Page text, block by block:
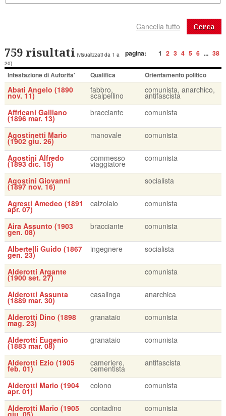
Cerca
pagina: 1 2 3 4 5 6 ... 38
759 risultati (visualizzati da 1 a
20)
Intestazione di Autorita' Qualifica Orientamento politico
Abati Angelo (1890
nov. 11)
fabbro,
scalpellino
comunista, anarchico,
antifascista
Affricani Galliano
(1896 mar. 13)
bracciante comunista
Agostinetti Mario
(1902 giu. 26)
manovale comunista
Agostini Alfredo
(1893 dic. 15)
commesso
viaggiatore
comunista
Agostini Giovanni
(1897 nov. 16)
socialista
Agresti Amedeo (1891
apr. 07)
calzolaio comunista
Aira Assunto (1903
gen. 08)
bracciante comunista
Albertelli Guido (1867
gen. 23)
ingegnere socialista
Alderotti Argante
(1900 set. 27)
comunista
Alderotti Assunta
(1889 mar. 30)
casalinga anarchica
Alderotti Dino (1898
mag. 23)
granataio comunista
Alderotti Eugenio
(1883 mar. 08)
granataio comunista
Alderotti Ezio (1905
feb. 01)
cameriere,
cementista
antifascista
Alderotti Mario (1904
apr. 01)
colono comunista
Alderotti Mario (1905 contadino comunista